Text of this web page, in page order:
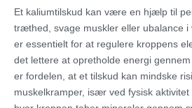
Et kaliumtilskud kan være en hjælp til
træthed, svage muskler eller ubalance
er essentielt for at regulere kroppens
det lettere at opretholde energi
er fordelen, at et tilskud kan mindske
muskelkramper, især ved fysisk